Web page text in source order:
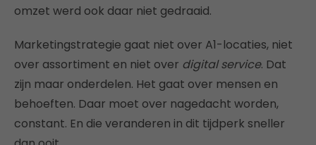
omzet werd ook daar niet gedraaid.
Marketingstrategie gaat niet over A1-locaties, niet
over assortiment en niet over digital service. Dat
zijn maar onderdelen. Het gaat over mensen en
behoeften. Daar moet over nagedacht worden,
constant. En die veranderen in dit tijdperk sneller